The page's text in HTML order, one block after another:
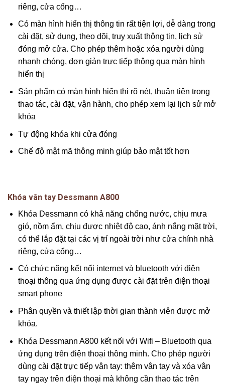
riêng, cửa cổng…
Có màn hình hiển thị thông tin rất tiện lợi, dễ dàng trong
cài đặt, sử dụng, theo dõi, truy xuất thông tin, lịch sử
đóng mở cửa. Cho phép thêm hoặc xóa người dùng
nhanh chóng, đơn giản trực tiếp thông qua màn hình
hiển thị
Sản phẩm có màn hình hiển thị rõ nét, thuận tiện trong
thao tác, cài đặt, vận hành, cho phép xem lại lịch sử mở
khóa
Tự động khóa khi cửa đóng
Chế độ mật mã thông minh giúp bảo mật tốt hơn
Khóa vân tay Dessmann A800
Khóa Dessmann có khả năng chống nước, chịu mưa
gió, nồm ẩm, chịu được nhiệt độ cao, ánh nắng mặt trời,
có thể lắp đặt tại các vị trí ngoài trời như cửa chính nhà
riêng, cửa cổng…
Có chức năng kết nối internet và bluetooth với điện
thoại thông qua ứng dụng được cài đặt trên điện thoại
smart phone
Phân quyền và thiết lập thời gian thành viên được mở
khóa.
Khóa Dessmann A800 kết nối với Wifi – Bluetooth qua
ứng dụng trên điện thoại thông minh. Cho phép người
dùng cài đặt trực tiếp vân tay: thêm vân tay và xóa vân
tay ngay trên điện thoại mà không cần thao tác trên